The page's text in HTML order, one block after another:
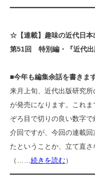
☆【連載】趣味の近代日本
第51回 特別編・『近代出
■今年も編集余話を書きま
来月上旬、近代出版研究
が発売になります。これ
ぞろ目で切りの良い数字
介回ですが、今回の連載
たということか、立て直
（…… 続きを読む）